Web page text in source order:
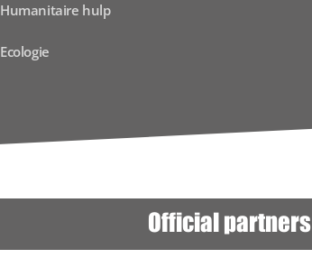
Humanitaire hulp
Ecologie
Official partners